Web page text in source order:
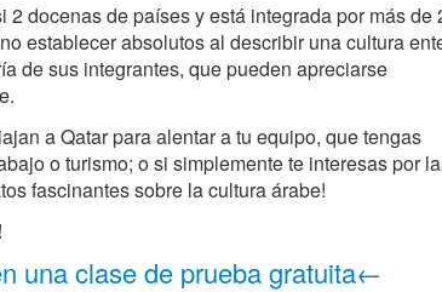
docenas de países y está integrada por más de
establecer absolutos al describir una cultura
de sus integrantes, que pueden apreciarse
a Qatar para alentar a tu equipo, que tengas
o turismo; o si simplemente te interesas por
fascinantes sobre la cultura árabe!
una clase de prueba gratuita←